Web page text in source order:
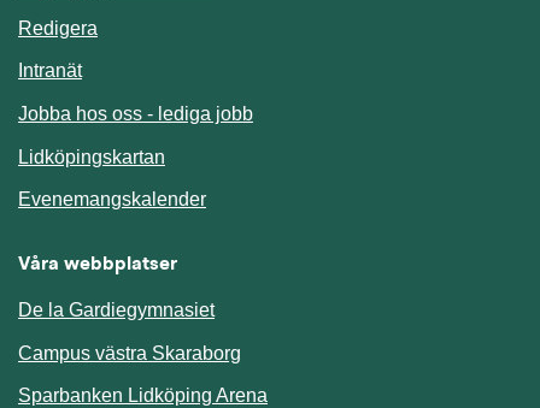
Redigera
IntranätLänk till annan webbplats.
Jobba hos oss - lediga jobb
Lidköpingskartan
EvenemangskalenderLänk till annan webbplats.
Våra webbplatser
De la Gardiegymnasiet
Campus västra Skaraborg
Sparbanken Lidköping Arena